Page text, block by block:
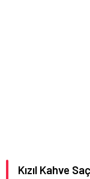
Kızıl Kahve